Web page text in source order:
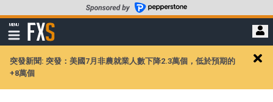
至
要
MENU
顯
示
航
FXStreet
突發新聞: 突發：美國7月非農就業人數下降2.3萬個，低於預期的
+8萬個